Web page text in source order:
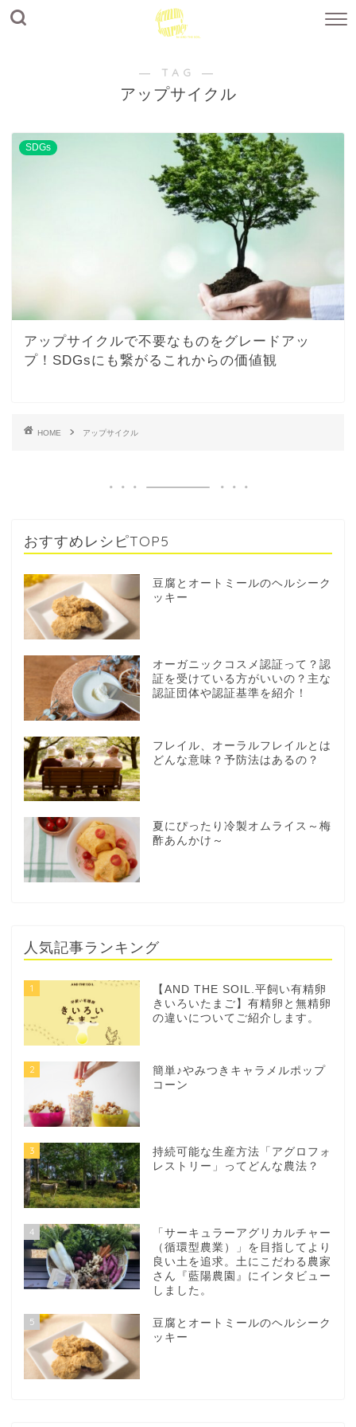
― TAG ―
アップサイクル
SDGs
アップサイクルで不要なものをグレードアッ
プ！SDGsにも繋がるこれからの価値観
HOME アップサイクル
おすすめレシピTOP5
豆腐とオートミールのヘルシーク
ッキー
オーガニックコスメ認証って？認
証を受けている方がいいの？主な
認証団体や認証基準を紹介！
フレイル、オーラルフレイルとは
どんな意味？予防法はあるの？
夏にぴったり冷製オムライス～梅
酢あんかけ～
人気記事ランキング
1
【AND THE SOIL.平飼い有精卵
きいろいたまご】有精卵と無精卵
の違いについてご紹介します。
2
簡単♪やみつきキャラメルポップ
コーン
3
持続可能な生産方法「アグロフォ
レストリー」ってどんな農法？
4
「サーキュラーアグリカルチャー
（循環型農業）」を目指してより
良い土を追求。土にこだわる農家
さん『藍陽農園』にインタビュー
しました。
5
豆腐とオートミールのヘルシーク
ッキー